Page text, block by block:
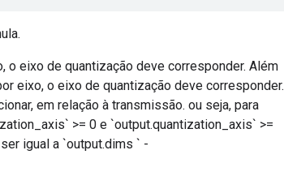
eixo de quantização deve corresponder. Além
eixo, o eixo de quantização deve corresponder.
em relação à transmissão. ou seja, para
>= 0 e `output.quantization_axis` >=
igual a `output.dims ` -